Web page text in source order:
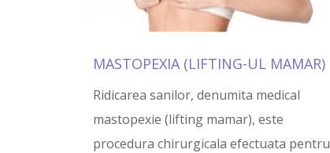
MASTOPEXIA (LIFTING-UL MAMAR)
Ridicarea sanilor, denumita medical
mastopexie (lifting mamar), este
procedura chirurgicala efectuata pentru